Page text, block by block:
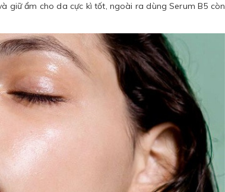
giữ ẩm cho da cực kì tốt, ngoài ra dùng Serum B5 còn